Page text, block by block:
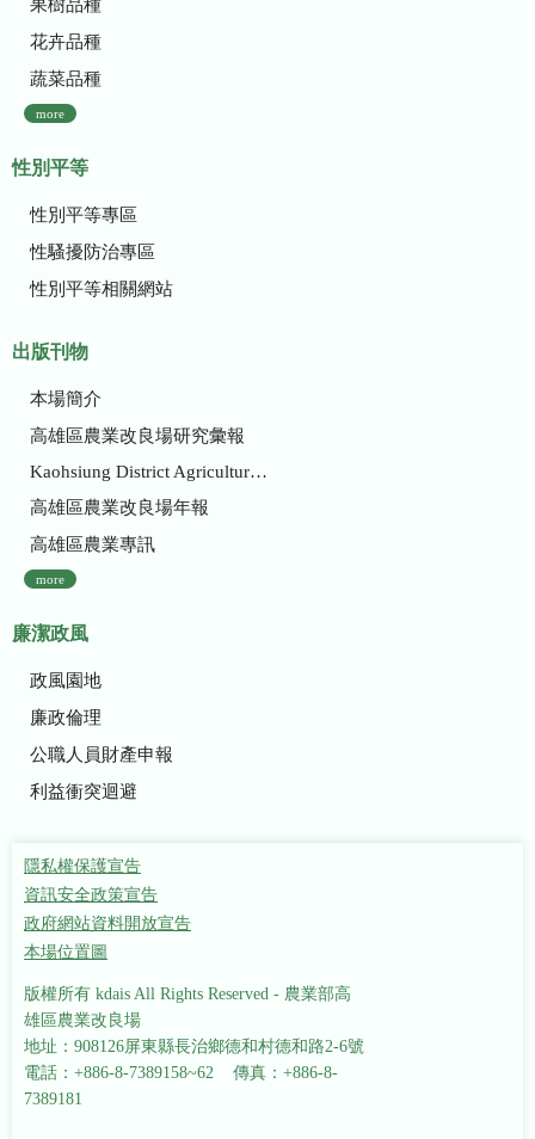
果樹品種
花卉品種
蔬菜品種
more
性別平等
性別平等專區
性騷擾防治專區
性別平等相關網站
出版刊物
本場簡介
高雄區農業改良場研究彙報
Kaohsiung District Agricultural Research and Extension Station
高雄區農業改良場年報
高雄區農業專訊
more
廉潔政風
政風園地
廉政倫理
公職人員財產申報
利益衝突迴避
隱私權保護宣告
資訊安全政策宣告
政府網站資料開放宣告
本場位置圖
版權所有 kdais All Rights Reserved - 農業部高
雄區農業改良場
地址：908126屏東縣長治鄉德和村德和路2-6號
電話：+886-8-7389158~62 傳真：+886-8-
7389181